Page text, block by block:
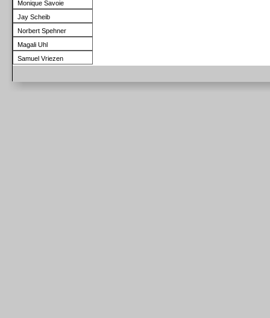
Monique Savoie
Jay Scheib
Norbert Spehner
Magali Uhl
Samuel Vriezen